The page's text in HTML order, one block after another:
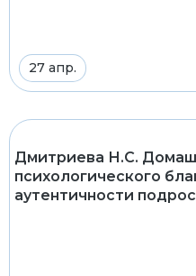
27 апр.
Дмитриева Н.С.
психологического
аутентичности